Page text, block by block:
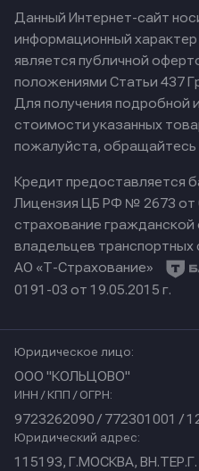
Данный Интернет-сайт
информационный характер
является публичной
положениями Статьи 437
Для получения подробной
стоимости указанных
пожалуйста,
Кредит предоставляется
Лицензия ЦБ РФ № 2673 от
страхование гражданской
владельцев
АО «Т-Страхование»
0191-03 от 19.05.2015 г.
Юридическое лицо:
ООО "КОЛЬЦОВО"
ИНН / КПП / ОГРН:
9723262090 / 772301001 /
Юридический адрес:
115193, Г.МОСКВА,